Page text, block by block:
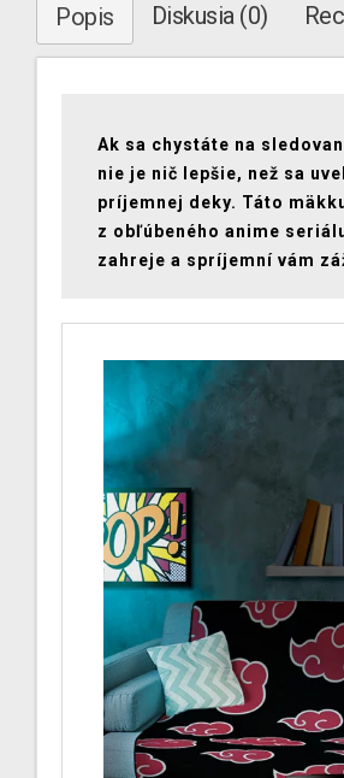
Popis Diskusia (0)
Ak sa chystáte na
nie je nič lepšie, než sa
príjemnej deky. Táto
z obľúbeného anime
zahreje a spríjemní vám